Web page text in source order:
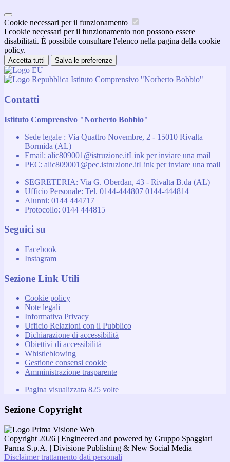
Cookie necessari per il funzionamento
I cookie necessari per il funzionamento non possono essere
disabilitati. È possibile consultare l'elenco nella pagina della cookie
policy.
Accetta tutti Salva le preferenze
Istituto Comprensivo "Norberto Bobbio"
Contatti
Istituto Comprensivo "Norberto Bobbio"
Sede legale : Via Quattro Novembre, 2 - 15010 Rivalta
Bormida (AL)
Email: alic809001@istruzione.itLink per inviare una mail
PEC: alic809001@pec.istruzione.itLink per inviare una mail
SEGRETERIA: Via G. Oberdan, 43 - Rivalta B.da (AL)
Ufficio Personale: Tel. 0144-444807 0144-444814
Alunni: 0144 444717
Protocollo: 0144 444815
Seguici su
Facebook
Instagram
Sezione Link Utili
Cookie policy
Note legali
Informativa Privacy
Ufficio Relazioni con il Pubblico
Dichiarazione di accessibilità
Obiettivi di accessibilità
Whistleblowing
Gestione consensi cookie
Amministrazione trasparente
Pagina visualizzata 825 volte
Sezione Copyright
Copyright 2026 | Engineered and powered by Gruppo Spaggiari
Parma S.p.A. | Divisione Publishing & New Social Media
Disclaimer trattamento dati personali